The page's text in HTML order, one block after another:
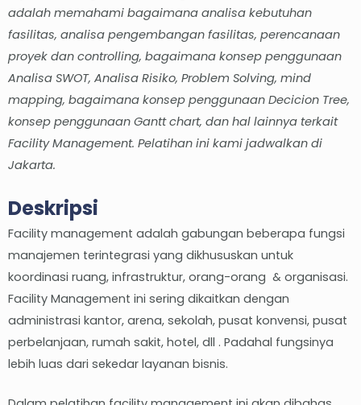
adalah memahami bagaimana analisa kebutuhan
fasilitas, analisa pengembangan fasilitas, perencanaan
proyek dan controlling, bagaimana konsep penggunaan
Analisa SWOT, Analisa Risiko, Problem Solving, mind
mapping, bagaimana konsep penggunaan Decicion Tree,
konsep penggunaan Gantt chart, dan hal lainnya terkait
Facility Management. Pelatihan ini kami jadwalkan di
Jakarta.
Deskripsi
Facility management adalah gabungan beberapa fungsi
manajemen terintegrasi yang dikhususkan untuk
koordinasi ruang, infrastruktur, orang-orang & organisasi.
Facility Management ini sering dikaitkan dengan
administrasi kantor, arena, sekolah, pusat konvensi, pusat
perbelanjaan, rumah sakit, hotel, dll . Padahal fungsinya
lebih luas dari sekedar layanan bisnis.